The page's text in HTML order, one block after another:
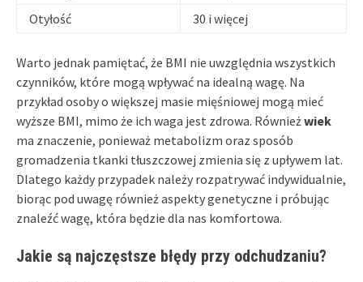
Otyłość
30 i więcej
Warto jednak pamiętać, że BMI nie uwzględnia wszystkich
czynników, które mogą wpływać na idealną wagę. Na
przykład osoby o większej masie mięśniowej mogą mieć
wyższe BMI, mimo że ich waga jest zdrowa. Równieżwiek
ma znaczenie, ponieważ metabolizm oraz sposób
gromadzenia tkanki tłuszczowej zmienia się z upływem lat.
Dlatego każdy przypadek należy rozpatrywać indywidualnie,
biorąc pod uwagę również aspekty genetyczne i próbując
znaleźć wagę, która będzie dla nas komfortowa.
Jakie są najczęstsze błędy przy odchudzaniu?